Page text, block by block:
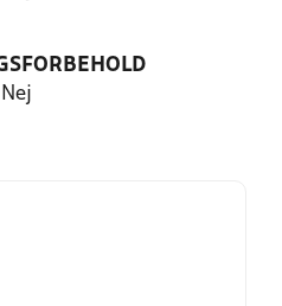
Nej